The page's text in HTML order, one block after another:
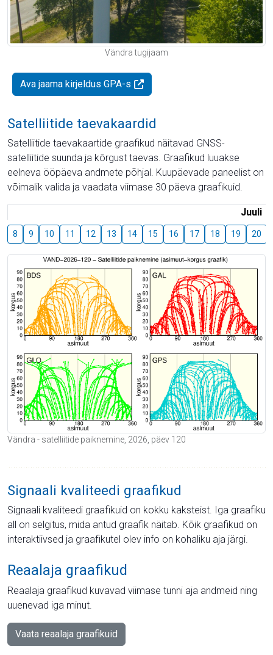
Vändra tugijaam
Ava jaama kirjeldus GPA-s
Satelliitide taevakaardid
Satelliitide taevakaartide graafikud näitavad GNSS-
satelliitide suunda ja kõrgust taevas. Graafikud luuakse
eelneva ööpäeva andmete põhjal. Kuupäevade paneelist on
võimalik valida ja vaadata viimase 30 päeva graafikuid.
Juuli
8 9 10 11 12 13 14 15 16 17 18 19 20
Vändra - satelliitide paiknemine, 2026, päev 120
Signaali kvaliteedi graafikud
Signaali kvaliteedi graafikuid on kokku kaksteist. Iga graafiku
all on selgitus, mida antud graafik näitab. Kõik graafikud on
interaktiivsed ja graafikutel olev info on kohaliku aja järgi.
Reaalaja graafikud
Reaalaja graafikud kuvavad viimase tunni aja andmeid ning
uuenevad iga minut.
Vaata reaalaja graafikuid